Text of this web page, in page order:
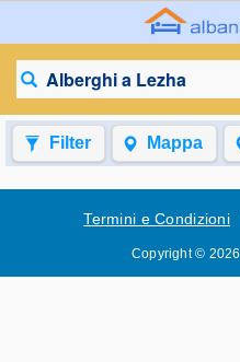
Alberghi a Lezha
Filter Mappa
Termini e Condizioni
Copyright ©